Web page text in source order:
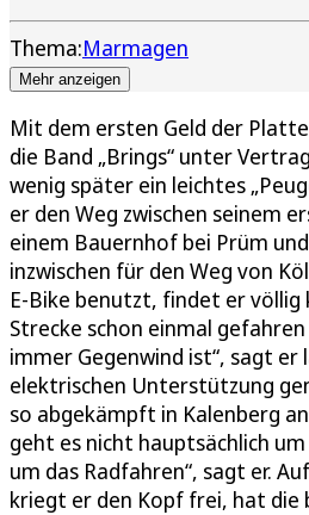
Thema:Marmagen
Mehr anzeigen
Mit dem ersten Geld der
die Band „Brings“ unter
wenig später ein leichtes
er den Weg zwischen seinem
einem Bauernhof bei Prüm
inzwischen für den Weg von
E-Bike benutzt, findet er völlig
Strecke schon einmal
immer Gegenwind ist“, sagt er
elektrischen Unterstützung
so abgekämpft in Kalenberg
geht es nicht hauptsächlich um
um das Radfahren“, sagt er.
kriegt er den Kopf frei, hat die